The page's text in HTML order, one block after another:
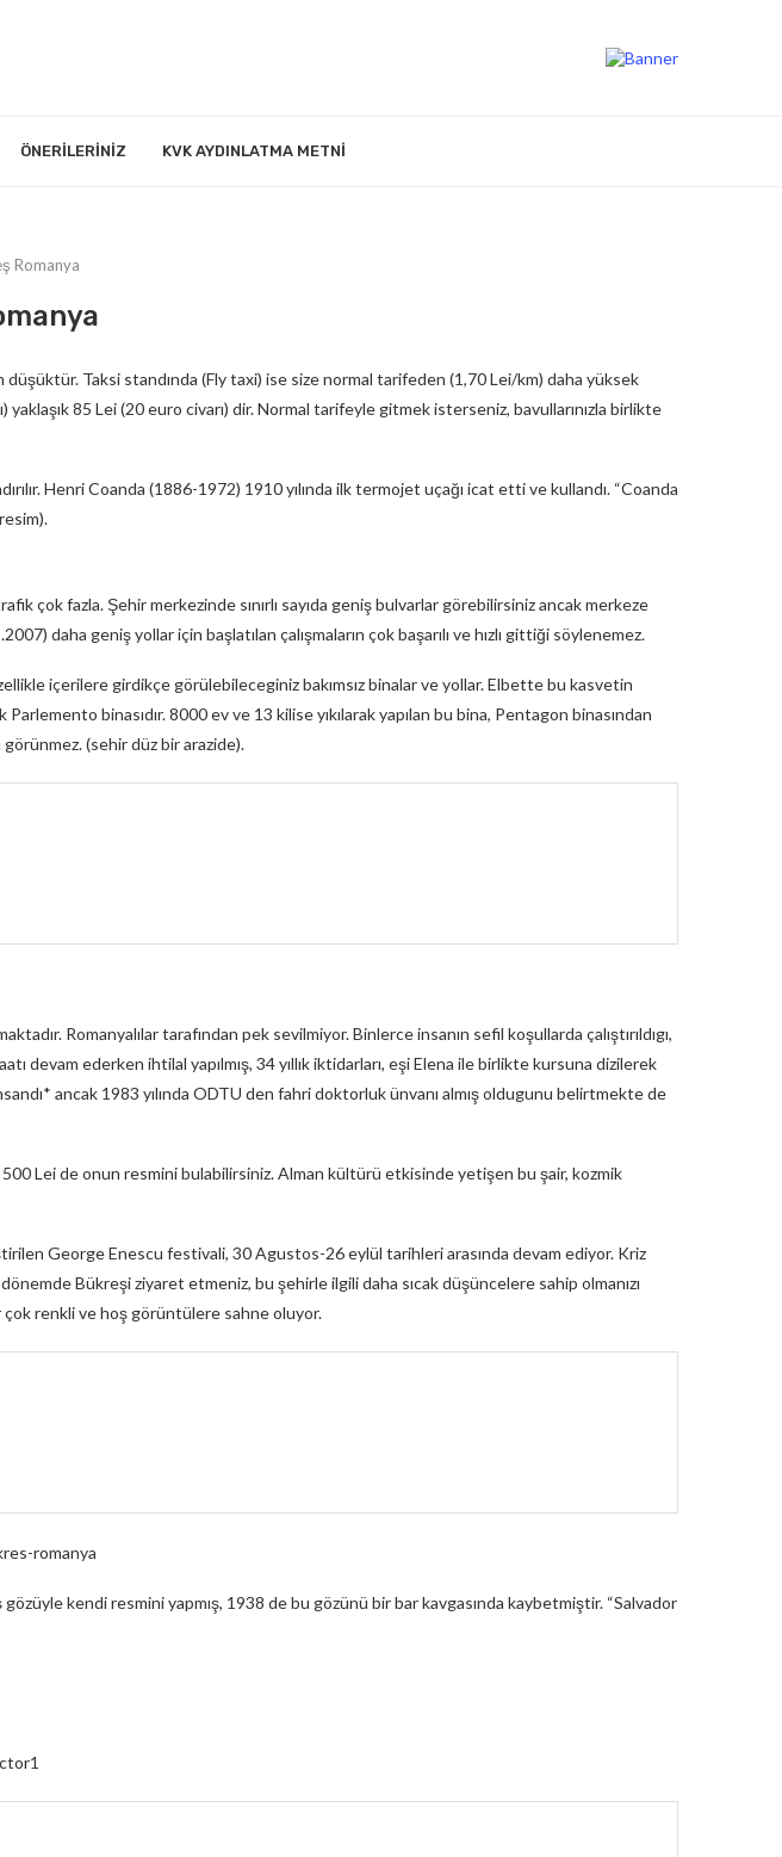
ÖNERILERINIZ KVK AYDINLATMA METNI
Romanya
düşüktür. Taksi standında (Fly taxi) ise size normal tarifeden (1,70 Lei/km) daha yüksek
85 Lei (20 euro civarı) dir. Normal tarifeyle gitmek isterseniz, bavullarınızla birlikte
Henri Coanda (1886-1972) 1910 yılında ilk termojet uçağı icat etti ve kullandı. “Coanda
çok fazla. Şehir merkezinde sınırlı sayıda geniş bulvarlar görebilirsiniz ancak merkeze
daha geniş yollar için başlatılan çalışmaların çok başarılı ve hızlı gittiği söylenemez.
içerilere girdikçe görülebileceginiz bakımsız binalar ve yollar. Elbette bu kasvetin
binasıdır. 8000 ev ve 13 kilise yıkılarak yapılan bu bina, Pentagon binasından
(sehir düz bir arazide).
Romanyalılar tarafından pek sevilmiyor. Binlerce insanın sefil koşullarda çalıştırıldıgı,
devam ederken ihtilal yapılmış, 34 yıllık iktidarları, eşi Elena ile birlikte kursuna dizilerek
ancak 1983 yılında ODTU den fahri doktorluk ünvanı almış oldugunu belirtmekte de
Lei de onun resmini bulabilirsiniz. Alman kültürü etkisinde yetişen bu şair, kozmik
George Enescu festivali, 30 Agustos-26 eylül tarihleri arasında devam ediyor. Kriz
Bükreşi ziyaret etmeniz, bu şehirle ilgili daha sıcak düşüncelere sahip olmanızı
çok renkli ve hoş görüntülere sahne oluyor.
kendi resmini yapmış, 1938 de bu gözünü bir bar kavgasında kaybetmiştir. “Salvador